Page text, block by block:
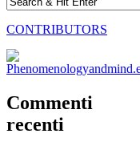
CONTRIBUTORS
Commenti
recenti